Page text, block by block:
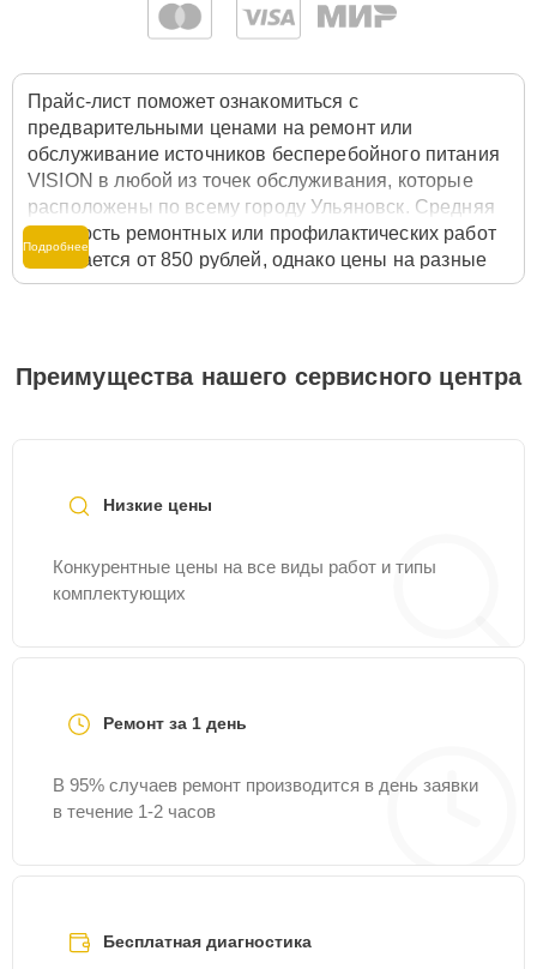
Прайс-лист поможет ознакомиться с
предварительными ценами на ремонт или
обслуживание источников бесперебойного питания
VISION в любой из точек обслуживания, которые
расположены по всему городу Ульяновск. Средняя
стоимость ремонтных или профилактических работ
начинается от 850 рублей, однако цены на разные
виды комплектующих могут различаться. Полную
службы заботы о клиентах. Для расчета итоговой
стоимости ремонта источника бесперебойного
Подробнее
Преимущества нашего сервисного центра
Низкие цены
Конкурентные цены на все виды работ и типы
комплектующих
Ремонт за 1 день
В 95% случаев ремонт производится в день заявки
в течение 1-2 часов
Бесплатная диагностика